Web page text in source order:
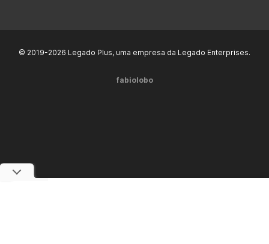
© 2019-2026 Legado Plus, uma empresa da Legado Enterprises.
fabiolobo